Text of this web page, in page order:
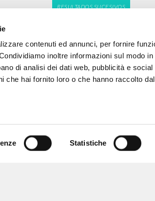
contenuti ed annunci, per fornire
inoltre informazioni sul modo
di analisi dei dati web, pubblicità e
che hai fornito loro o che hanno raccolto
Statistiche
RESULTADOS SUCESIVOS
IDIOMA